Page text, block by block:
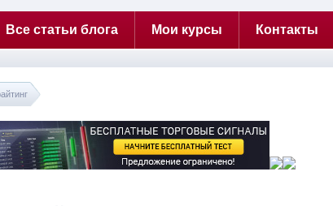
Все статьи блога Мои курсы Контакты